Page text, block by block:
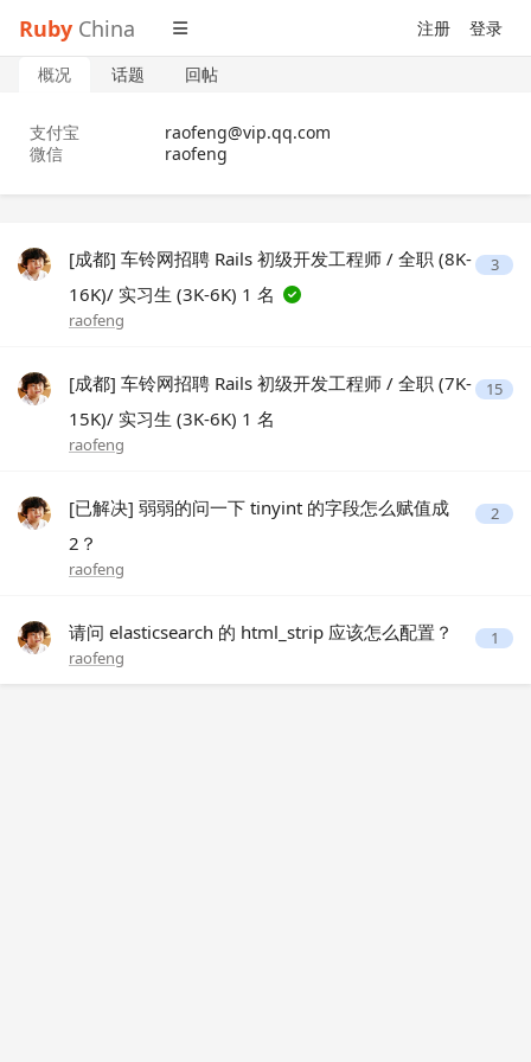
Ruby China 注册 登录
概况 话题 回帖
支付宝
raofeng@vip.qq.com
微信
raofeng
[成都] 车铃网招聘 Rails 初级开发工程师 / 全职 (8K-
16K)/ 实习生 (3K-6K) 1 名
raofeng
3
[成都] 车铃网招聘 Rails 初级开发工程师 / 全职 (7K-
15K)/ 实习生 (3K-6K) 1 名
raofeng
15
[已解决] 弱弱的问一下 tinyint 的字段怎么赋值成
2？
raofeng
2
请问 elasticsearch 的 html_strip 应该怎么配置？
raofeng
1